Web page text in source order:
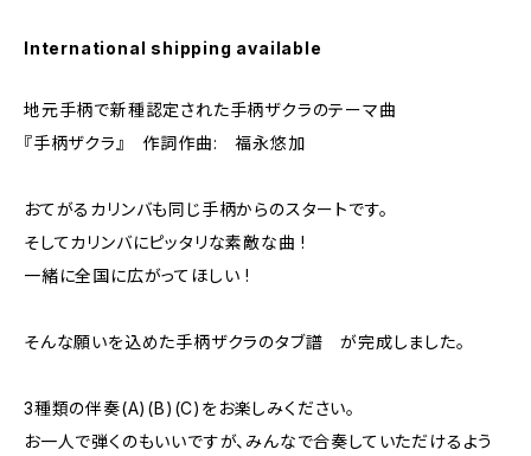
International shipping available
地元手柄で新種認定された手柄ザクラのテーマ曲
『手柄ザクラ』 作詞作曲: 福永悠加
おてがるカリンバも同じ手柄からのスタートです。
そしてカリンバにピッタリな素敵な曲 !
一緒に全国に広がってほしい !
そんな願いを込めた手柄ザクラのタブ譜 が完成しました。
3種類の伴奏(A)(B)(C)をお楽しみください。
お一人で弾くのもいいですが、みんなで合奏していただけるよう